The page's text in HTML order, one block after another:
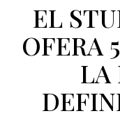
EL
OFERA
LA